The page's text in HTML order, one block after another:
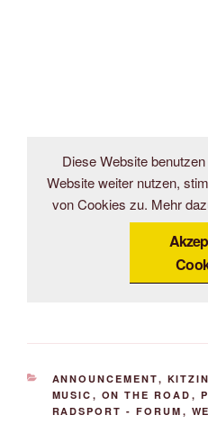
Diese Website
Website weiter nutzen,
von Cookies zu. Mehr
KATEGORIEN
ANNOUNCEMENT,
MUSIC , ON THE ROAD ,
RADSPORT - FORUM ,